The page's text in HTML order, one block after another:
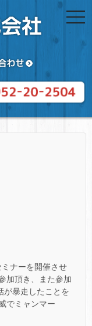
ミナーを開催させ
加頂き、また参加
が暴走したことを
でミャンマー